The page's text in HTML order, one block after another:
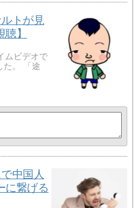
トが見
】
ムビデオで
た。 「途
中国人
に繋げる